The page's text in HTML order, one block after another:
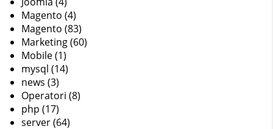
Magento (4)
Magento (83)
Marketing(60)
Mobile(1)
mysql (14)
news (3)
Operatori (8)
php (17)
server(64)